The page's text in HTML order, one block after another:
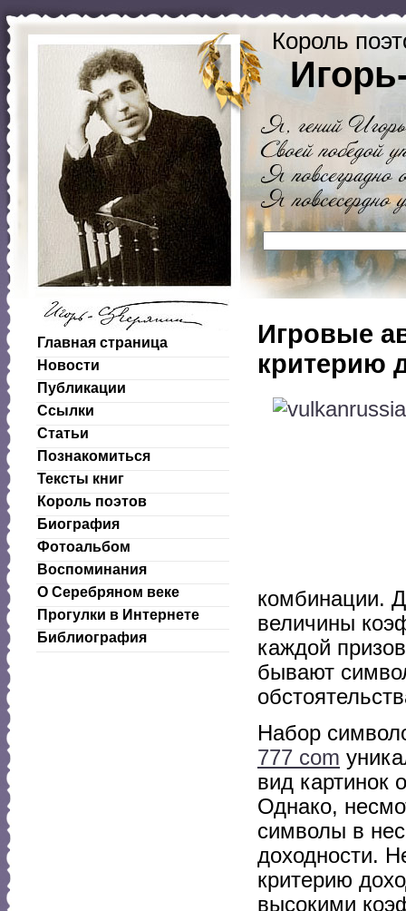
Король
Главная страница
Новости
Публикации
Ссылки
Статьи
Познакомиться
Тексты книг
Король поэтов
Биография
Фотоальбом
Воспоминания
О Серебряном веке
Прогулки в Интернете
Библиография
Игровые
критерию
комбинации.
величины
каждой
бывают
Набор
777 com
вид картинок
Однако,
символы в
доходности.
критерию
высокими